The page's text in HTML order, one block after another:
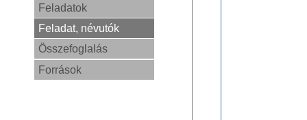
Feladatok
Feladat, névutók
Összefoglalás
Források